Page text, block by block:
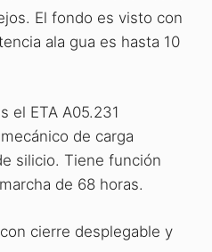
El fondo es visto con
ala gua es hasta 10
el ETA A05.231
de carga
silicio. Tiene función
de 68 horas.
cierre desplegable y